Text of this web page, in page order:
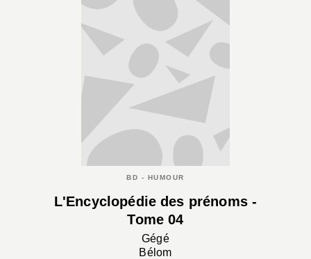
BD - HUMOUR
L'Encyclopédie des prénoms -
Tome 04
Gégé
Bélom